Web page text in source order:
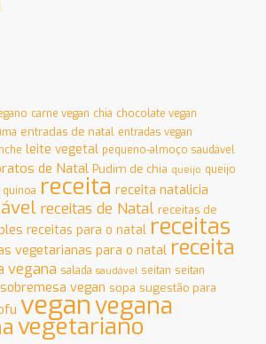
carne vegan chia chocolate vegan
entradas de natal entradas vegan
leite vegetal pequeno-almoço saudável
de Natal Pudim de chia queijo queijo
quinoa receita receita natalicia
receitas de Natal receitas de
receitas para o natal receitas
vegetarianas para o natal receita
vegana salada saudável seitan seitan
sobremesa vegan sopa sugestão para
veganvegana
vegetariano